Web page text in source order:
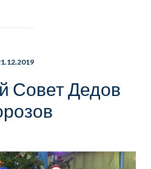
Совет Дедов